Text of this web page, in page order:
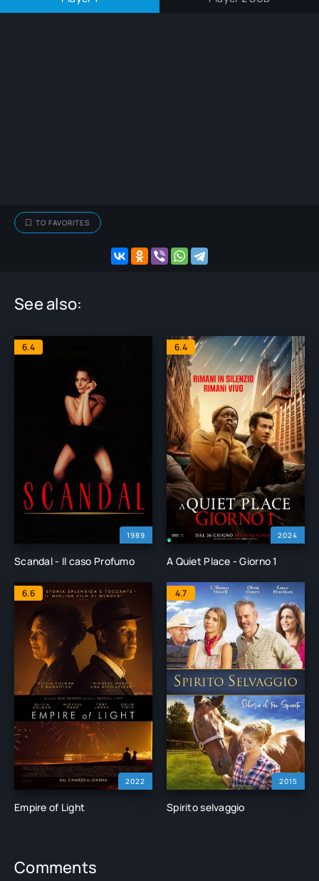
TO FAVORITES
See also:
1989
6.4
Scandal - Il caso Profumo
2024
6.4
A Quiet Place - Giorno 1
2022
6.6
Empire of Light
2015
4.7
Spirito selvaggio
Comments